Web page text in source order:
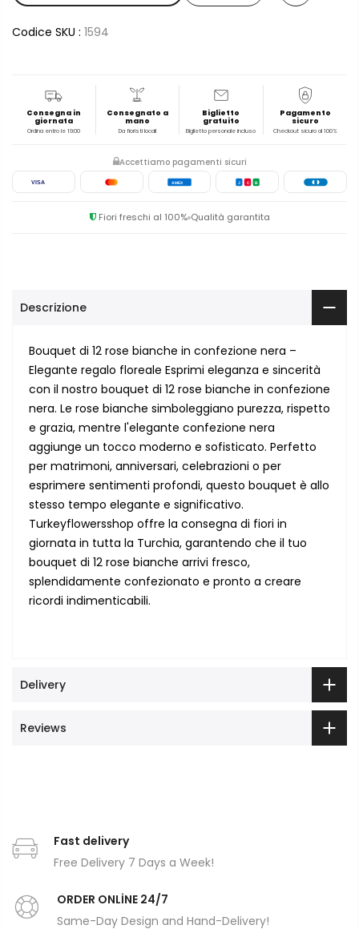
Codice SKU : 1594
Consegna in
giornata
Ordina entro le 19:00
Consegnato a
mano
Da fioristi locali
Biglietto
gratuito
Biglietto personale incluso
Pagamento
sicuro
Checkout sicuro al 100%
Accettiamo pagamenti sicuri
VISA AMEX J C B
Fiori freschi al 100% Qualità garantita
Descrizione
Bouquet di 12 rose bianche in confezione nera –
Elegante regalo floreale Esprimi eleganza e sincerità
con il nostro bouquet di 12 rose bianche in confezione
nera. Le rose bianche simboleggiano purezza, rispetto
e grazia, mentre l'elegante confezione nera
aggiunge un tocco moderno e sofisticato. Perfetto
per matrimoni, anniversari, celebrazioni o per
esprimere sentimenti profondi, questo bouquet è allo
stesso tempo elegante e significativo.
Turkeyflowersshop offre la consegna di fiori in
giornata in tutta la Turchia, garantendo che il tuo
bouquet di 12 rose bianche arrivi fresco,
splendidamente confezionato e pronto a creare
ricordi indimenticabili.
Delivery
Reviews
Fast delivery
Free Delivery 7 Days a Week!
ORDER ONLİNE 24/7
Same-Day Design and Hand-Delivery!